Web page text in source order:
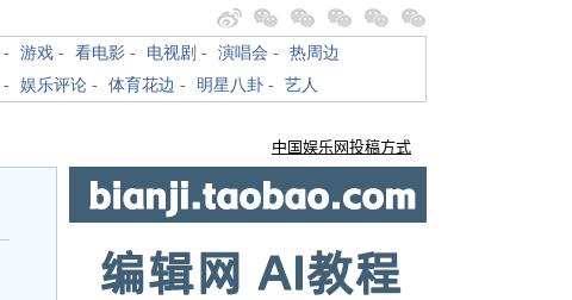
- 游戏 - 看电影 - 电视剧 - 演唱会 - 热周边
- 娱乐评论 - 体育花边 - 明星八卦 - 艺人